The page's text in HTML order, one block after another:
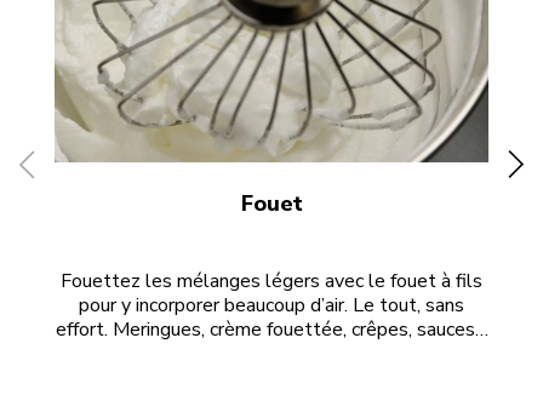
Fouet
Fouettez les mélanges légers avec le fouet à fils
pour y incorporer beaucoup d’air. Le tout, sans
effort. Meringues, crème fouettée, crêpes, sauces…